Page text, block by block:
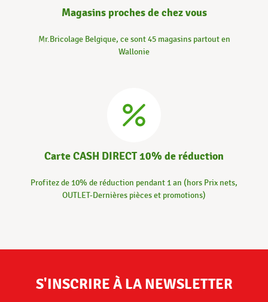
Magasins proches de chez vous
Mr.Bricolage Belgique, ce sont 45 magasins partout en
Wallonie
Carte CASH DIRECT 10% de réduction
Profitez de 10% de réduction pendant 1 an (hors Prix nets,
OUTLET-Dernières pièces et promotions)
S'INSCRIRE À LA NEWSLETTER